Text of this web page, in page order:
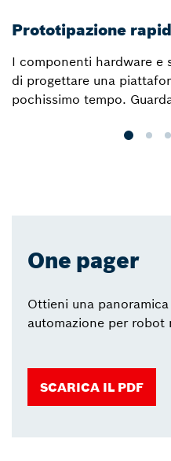
Prototipazione
I componenti hardware e
di progettare una
pochissimo tempo.
One pager
Ottieni una
automazione per robot
SCARICA IL PDF